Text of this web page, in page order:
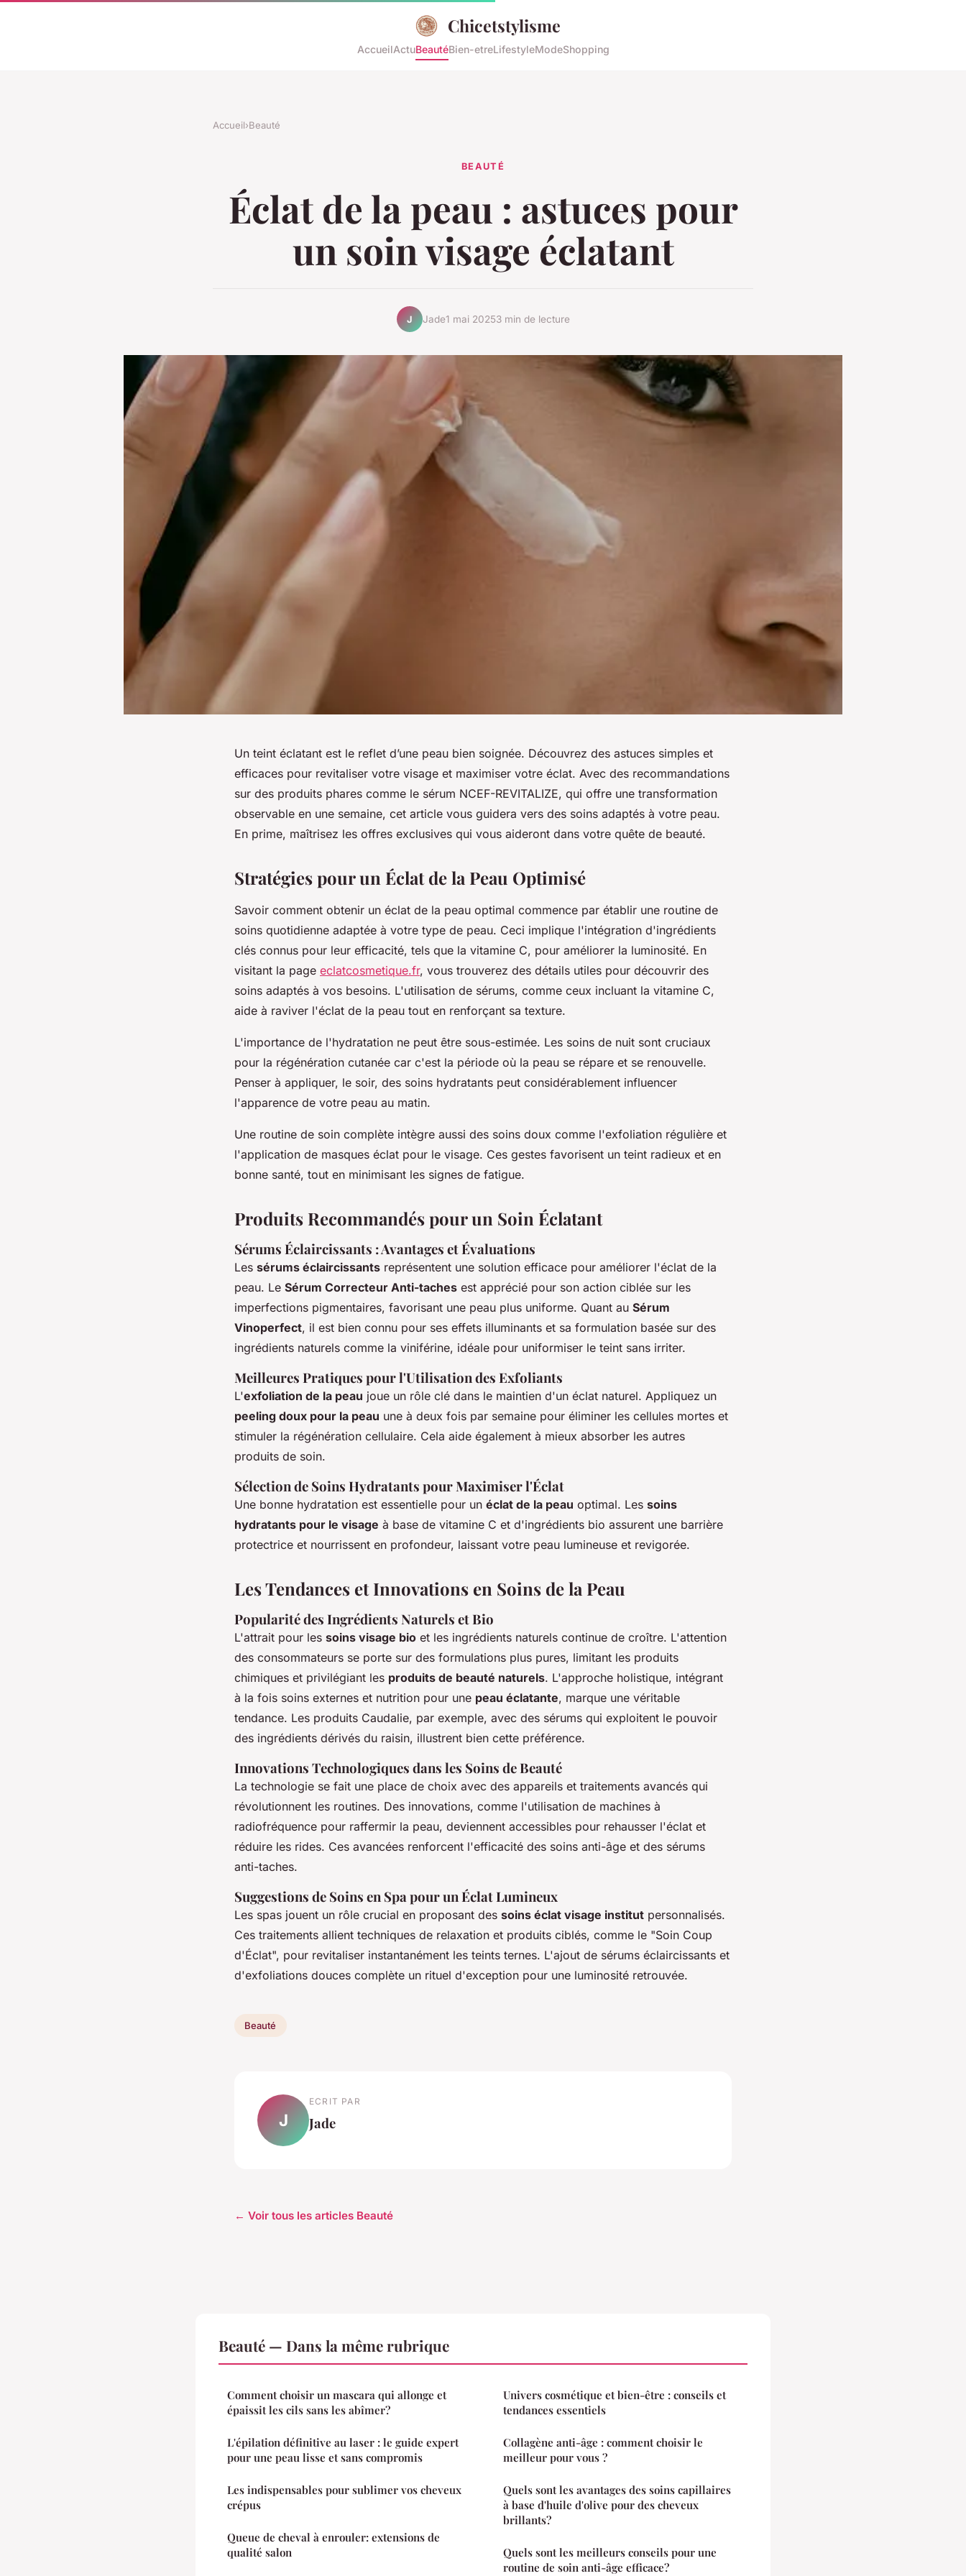
Chicetstylisme
AccueilActuBeautéBien-etreLifestyleModeShopping
Accueil›Beauté
BEAUTÉ
Éclat de la peau : astuces pour
un soin visage éclatant
J Jade1 mai 20253 min de lecture
Un teint éclatant est le reflet d’une peau bien soignée. Découvrez des astuces simples et
efficaces pour revitaliser votre visage et maximiser votre éclat. Avec des recommandations
sur des produits phares comme le sérum NCEF-REVITALIZE, qui offre une transformation
observable en une semaine, cet article vous guidera vers des soins adaptés à votre peau.
En prime, maîtrisez les offres exclusives qui vous aideront dans votre quête de beauté.
Stratégies pour un Éclat de la Peau Optimisé
Savoir comment obtenir un éclat de la peau optimal commence par établir une routine de
soins quotidienne adaptée à votre type de peau. Ceci implique l'intégration d'ingrédients
clés connus pour leur efficacité, tels que la vitamine C, pour améliorer la luminosité. En
visitant la page eclatcosmetique.fr, vous trouverez des détails utiles pour découvrir des
soins adaptés à vos besoins. L'utilisation de sérums, comme ceux incluant la vitamine C,
aide à raviver l'éclat de la peau tout en renforçant sa texture.
L'importance de l'hydratation ne peut être sous-estimée. Les soins de nuit sont cruciaux
pour la régénération cutanée car c'est la période où la peau se répare et se renouvelle.
Penser à appliquer, le soir, des soins hydratants peut considérablement influencer
l'apparence de votre peau au matin.
Une routine de soin complète intègre aussi des soins doux comme l'exfoliation régulière et
l'application de masques éclat pour le visage. Ces gestes favorisent un teint radieux et en
bonne santé, tout en minimisant les signes de fatigue.
Produits Recommandés pour un Soin Éclatant
Sérums Éclaircissants : Avantages et Évaluations
Les sérums éclaircissants représentent une solution efficace pour améliorer l'éclat de la
peau. Le Sérum Correcteur Anti-taches est apprécié pour son action ciblée sur les
imperfections pigmentaires, favorisant une peau plus uniforme. Quant au Sérum
Vinoperfect, il est bien connu pour ses effets illuminants et sa formulation basée sur des
ingrédients naturels comme la viniférine, idéale pour uniformiser le teint sans irriter.
Meilleures Pratiques pour l'Utilisation des Exfoliants
L'exfoliation de la peau joue un rôle clé dans le maintien d'un éclat naturel. Appliquez un
peeling doux pour la peau une à deux fois par semaine pour éliminer les cellules mortes et
stimuler la régénération cellulaire. Cela aide également à mieux absorber les autres
produits de soin.
Sélection de Soins Hydratants pour Maximiser l'Éclat
Une bonne hydratation est essentielle pour un éclat de la peau optimal. Les soins
hydratants pour le visage à base de vitamine C et d'ingrédients bio assurent une barrière
protectrice et nourrissent en profondeur, laissant votre peau lumineuse et revigorée.
Les Tendances et Innovations en Soins de la Peau
Popularité des Ingrédients Naturels et Bio
L'attrait pour les soins visage bio et les ingrédients naturels continue de croître. L'attention
des consommateurs se porte sur des formulations plus pures, limitant les produits
chimiques et privilégiant les produits de beauté naturels. L'approche holistique, intégrant
à la fois soins externes et nutrition pour une peau éclatante, marque une véritable
tendance. Les produits Caudalie, par exemple, avec des sérums qui exploitent le pouvoir
des ingrédients dérivés du raisin, illustrent bien cette préférence.
Innovations Technologiques dans les Soins de Beauté
La technologie se fait une place de choix avec des appareils et traitements avancés qui
révolutionnent les routines. Des innovations, comme l'utilisation de machines à
radiofréquence pour raffermir la peau, deviennent accessibles pour rehausser l'éclat et
réduire les rides. Ces avancées renforcent l'efficacité des soins anti-âge et des sérums
anti-taches.
Suggestions de Soins en Spa pour un Éclat Lumineux
Les spas jouent un rôle crucial en proposant des soins éclat visage institut personnalisés.
Ces traitements allient techniques de relaxation et produits ciblés, comme le "Soin Coup
d'Éclat", pour revitaliser instantanément les teints ternes. L'ajout de sérums éclaircissants et
d'exfoliations douces complète un rituel d'exception pour une luminosité retrouvée.
Beauté
J
ECRIT PAR
Jade
← Voir tous les articles Beauté
Beauté — Dans la même rubrique
Comment choisir un mascara qui allonge et
épaissit les cils sans les abîmer?
L'épilation définitive au laser : le guide expert
pour une peau lisse et sans compromis
Les indispensables pour sublimer vos cheveux
crépus
Queue de cheval à enrouler: extensions de
qualité salon
Univers cosmétique et bien-être : conseils et
tendances essentiels
Collagène anti-âge : comment choisir le
meilleur pour vous ?
Quels sont les avantages des soins capillaires
à base d'huile d'olive pour des cheveux
brillants?
Quels sont les meilleurs conseils pour une
routine de soin anti-âge efficace?